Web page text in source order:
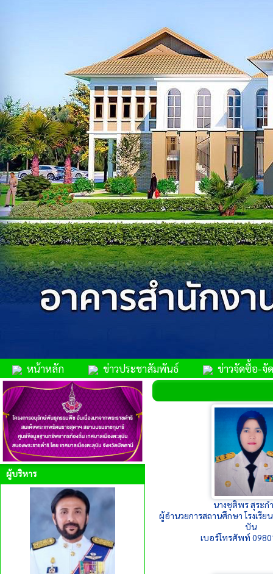
หน้าหลัก ข่าวประชาสัมพันธ์ ข่าวจัดซื้อ-จั
ผู้บริหาร
นางชุติพร สุระก
ผู้อำนวยการสถานศึกษา โรงเรี
บัน
เบอร์โทรศัพท์